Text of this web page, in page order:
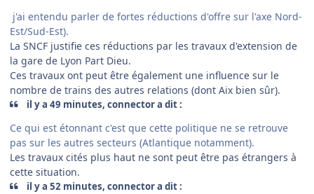
j'ai entendu parler de fortes réductions d'offre sur l'axe Nord-
Est/Sud-Est).
La SNCF justifie ces réductions par les travaux d'extension de
la gare de Lyon Part Dieu.
Ces travaux ont peut être également une influence sur le
nombre de trains des autres relations (dont Aix bien sûr).
il y a 49 minutes, connector a dit :
Ce qui est étonnant c'est que cette politique ne se retrouve
pas sur les autres secteurs (Atlantique notamment).
Les travaux cités plus haut ne sont peut être pas étrangers à
cette situation.
il y a 52 minutes, connector a dit :